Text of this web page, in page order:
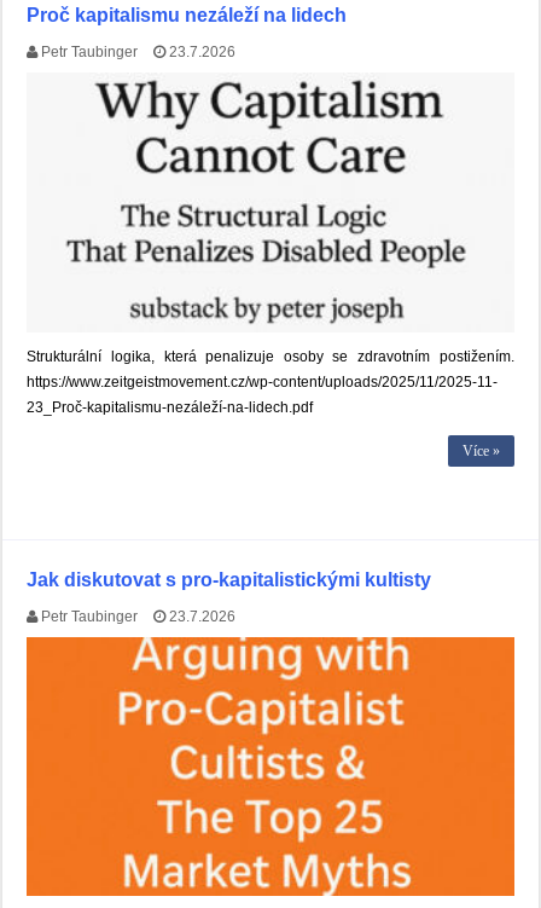
Proč kapitalismu nezáleží na lidech
Petr Taubinger 23.7.2026
Strukturální logika, která penalizuje osoby se zdravotním postižením.
https://www.zeitgeistmovement.cz/wp-content/uploads/2025/11/2025-11-
23_Proč-kapitalismu-nezáleží-na-lidech.pdf
Více »
Jak diskutovat s pro-kapitalistickými kultisty
Petr Taubinger 23.7.2026